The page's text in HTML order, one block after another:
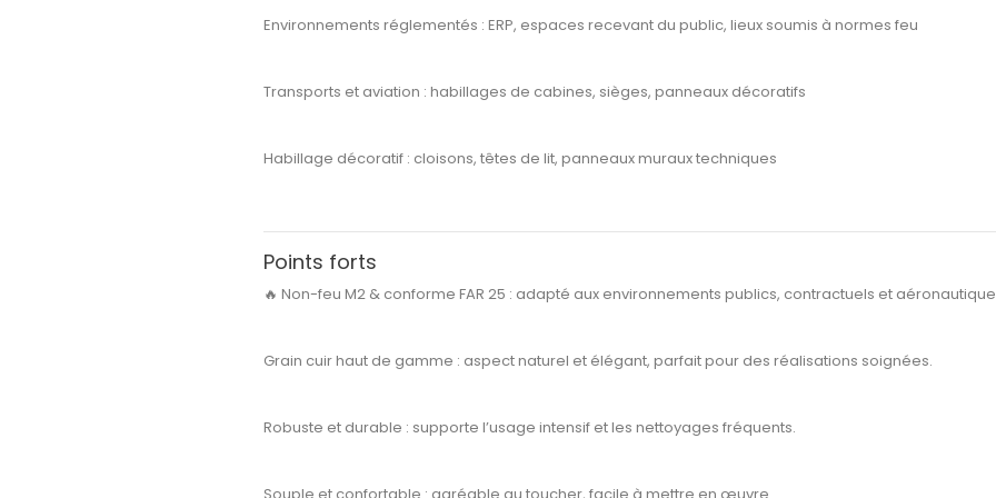
Environnements réglementés : ERP, espaces recevant du public, lieux soumis à normes feu
Transports et aviation : habillages de cabines, sièges, panneaux décoratifs
Habillage décoratif : cloisons, têtes de lit, panneaux muraux techniques
Points forts
🔥Non-feu M2 & conforme FAR 25 : adapté aux environnements publics, contractuels et
Grain cuir haut de gamme : aspect naturel et élégant, parfait pour des réalisations soignées.
Robuste et durable : supporte l’usage intensif et les nettoyages fréquents.